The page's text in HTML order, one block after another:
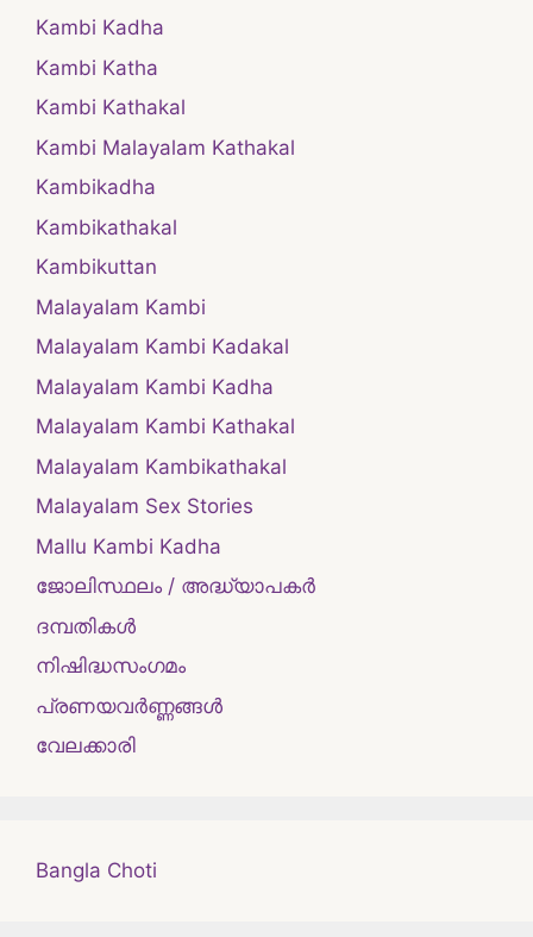
Kambi Kadha
Kambi Katha
Kambi Kathakal
Kambi Malayalam Kathakal
Kambikadha
Kambikathakal
Kambikuttan
Malayalam Kambi
Malayalam Kambi Kadakal
Malayalam Kambi Kadha
Malayalam Kambi Kathakal
Malayalam Kambikathakal
Malayalam Sex Stories
Mallu Kambi Kadha
ജോലിസ്ഥലം / അദ്ധ്യാപകർ
ദമ്പതികള്‍
നിഷിദ്ധസംഗമം
പ്രണയവർണ്ണങ്ങൾ
വേലക്കാരി
Bangla Choti